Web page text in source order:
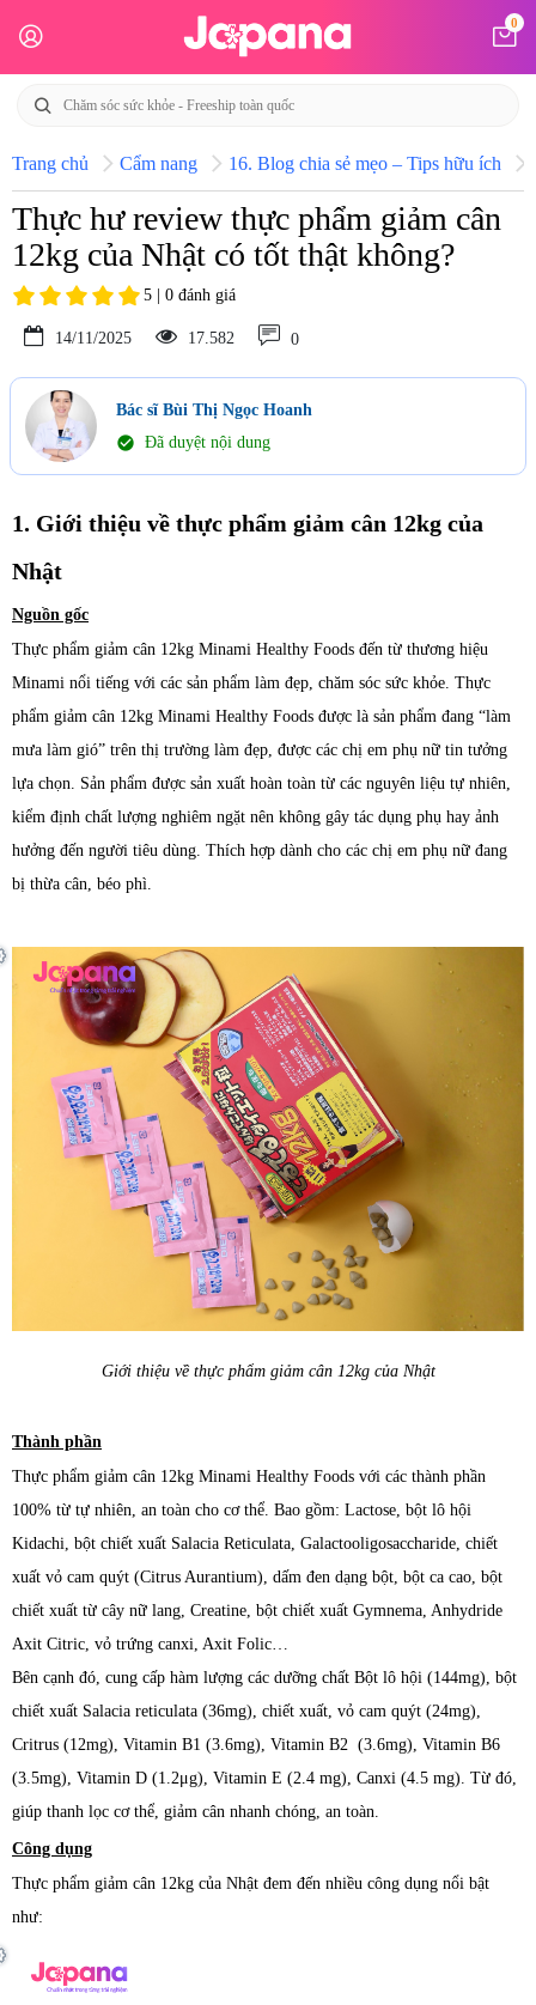
0
Trang chủ Cẩm nang 16. Blog chia sẻ mẹo – Tips hữu ích
Thực hư review thực phẩm giảm cân
12kg của Nhật có tốt thật không?
5 | 0 đánh giá
14/11/2025 17.582 0
Bác sĩ Bùi Thị Ngọc Hoanh
check_circle Đã duyệt nội dung
1. Giới thiệu về thực phẩm giảm cân 12kg của
Nhật
Nguồn gốc
Thực phẩm giảm cân 12kg Minami Healthy Foods đến từ thương hiệu
Minami nổi tiếng với các sản phẩm làm đẹp, chăm sóc sức khỏe. Thực
phẩm giảm cân 12kg Minami Healthy Foods được là sản phẩm đang “làm
mưa làm gió” trên thị trường làm đẹp, được các chị em phụ nữ tin tưởng
lựa chọn. Sản phẩm được sản xuất hoàn toàn từ các nguyên liệu tự nhiên,
kiểm định chất lượng nghiêm ngặt nên không gây tác dụng phụ hay ảnh
hưởng đến người tiêu dùng. Thích hợp dành cho các chị em phụ nữ đang
bị thừa cân, béo phì.
Giới thiệu về thực phẩmgiảm cân 12kg của Nhật
Thành phần
Thực phẩm giảm cân 12kg Minami Healthy Foods với các thành phần
100% từ tự nhiên, an toàn cho cơ thể. Bao gồm: Lactose, bột lô hội
Kidachi, bột chiết xuất Salacia Reticulata, Galactooligosaccharide, chiết
xuất vỏ cam quýt (Citrus Aurantium), dấm đen dạng bột, bột ca cao, bột
chiết xuất từ ​​cây nữ lang, Creatine, bột chiết xuất Gymnema, Anhydride
Axit Citric, vỏ trứng canxi, Axit Folic…
Bên cạnh đó, cung cấp hàm lượng các dưỡng chất Bột lô hội (144mg), bột
chiết xuất Salacia reticulata (36mg), chiết xuất, vỏ cam quýt (24mg),
Critrus (12mg), Vitamin B1 (3.6mg), Vitamin B2 (3.6mg), Vitamin B6
(3.5mg), Vitamin D (1.2μg), Vitamin E (2.4 mg), Canxi (4.5 mg). Từ đó,
giúp thanh lọc cơ thể, giảm cân nhanh chóng, an toàn.
Công dụng
Thực phẩm giảm cân 12kg của Nhật đem đến nhiều công dụng nổi bật
như: